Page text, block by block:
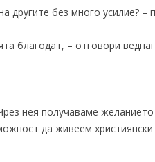
другите без много усилие? –
благодат, – отговори
нея получаваме
да живеем